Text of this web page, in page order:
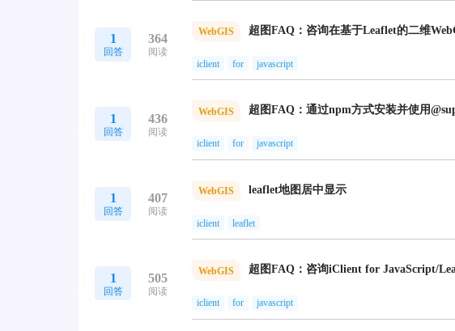
1
回答
364
阅读
WebGIS
iclient for javascript
1
回答
436
阅读
WebGIS
iclient for javascript
1
回答
407
阅读
WebGIS leaflet地图居中显示
iclient leaflet
1
回答
505
阅读
WebGIS
iclient for javascript